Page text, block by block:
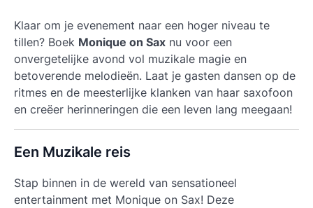
Klaar om je evenement naar een hoger niveau te
tillen? Boek Monique on Sax nu voor een
onvergetelijke avond vol muzikale magie en
betoverende melodieën. Laat je gasten dansen op de
ritmes en de meesterlijke klanken van haar saxofoon
en creëer herinneringen die een leven lang meegaan!
Een Muzikale reis
Stap binnen in de wereld van sensationeel
entertainment met Monique on Sax! Deze